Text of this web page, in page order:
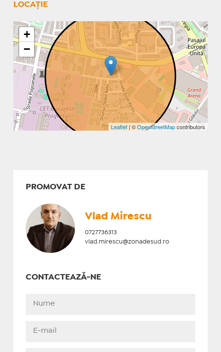
LOCAȚIE
+
−
Leaflet | ©OpenStreetMapcontributors
PROMOVAT DE
Vlad Mirescu
0727736313
vlad.mirescu@zonadesud.ro
CONTACTEAZĂ-NE